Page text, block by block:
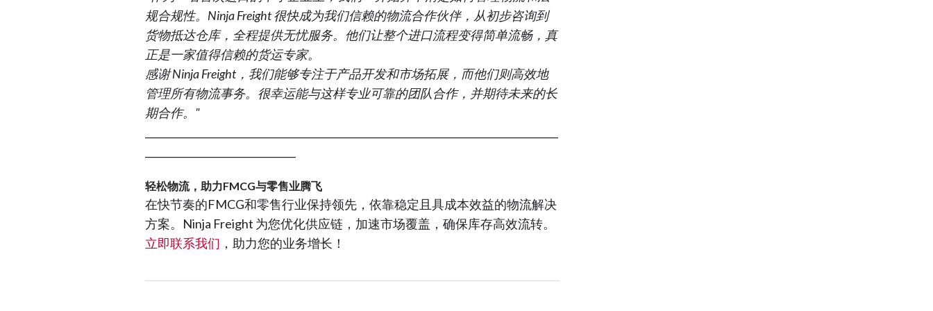
规合规性。Ninja Freight 很快成为我们信赖的物流合作伙伴，从初步咨询到
货物抵达仓库，全程提供无忧服务。他们让整个进口流程变得简单流畅，真
正是一家值得信赖的货运专家。
感谢 Ninja Freight，我们能够专注于产品开发和市场拓展，而他们则高效地
管理所有物流事务。很幸运能与这样专业可靠的团队合作，并期待未来的长
期合作。"
轻松物流，助力FMCG与零售业腾飞
在快节奏的FMCG和零售行业保持领先，依靠稳定且具成本效益的物流解决
方案。Ninja Freight 为您优化供应链，加速市场覆盖，确保库存高效流转。
立即联系我们 ，助力您的业务增长！